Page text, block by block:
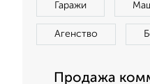
Гаражи
Агенство
Продажа